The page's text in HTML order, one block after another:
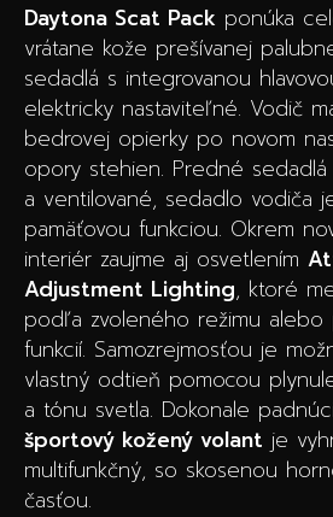
Daytona Scat Pack ponúka
vrátane kože prešívanej
sedadlá s integrovanou
elektricky nastaviteľné. Vodič
bedrovej opierky po novom
opory stehien. Predné
a ventilované, sedadlo vodiča
pamäťovou funkciou. Okrem
interiér zaujme aj osvetlením
Adjustment Lighting, ktoré
podľa zvoleného režimu alebo
funkcií. Samozrejmosťou je
vlastný odtieň pomocou
a tónu svetla. Dokonale
športový kožený volant je
multifunkčný, so skosenou
časťou.